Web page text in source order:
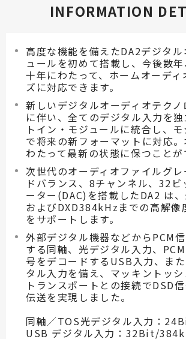
INFORMATION
高度な機能を備えたDA2デジタル
ュールを初めて搭載し、今後数
十年にわたって、ホームオーディ
ズに対応できます。
新しいデジタルオーディオテク
に伴い、全てのデジタル入力を
トイン・モジュールに統合し、
で将来の新フォーマットに対応
わたって最新の状態に保つことが
次世代のオーディオファイルグ
ドバランス、8チャンネル、32ビ
ーター(DAC)を搭載したDA2 は
およびDXD384kHzまでの高解像
をサポートします。
外部デジタル機器などからPCM
する同軸、光デジタル入力、
号をデコードするUSB入力、ま
タル入力を備え、マッキントッ
トランスポートとの接続でDSD
伝送を実現しました。
同軸／TOS光デジタル入力：
USB デジタル入力：32Bit/